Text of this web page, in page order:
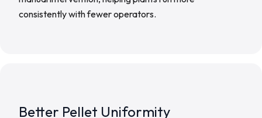
consistently with fewer operators.
Better Pellet Uniformity